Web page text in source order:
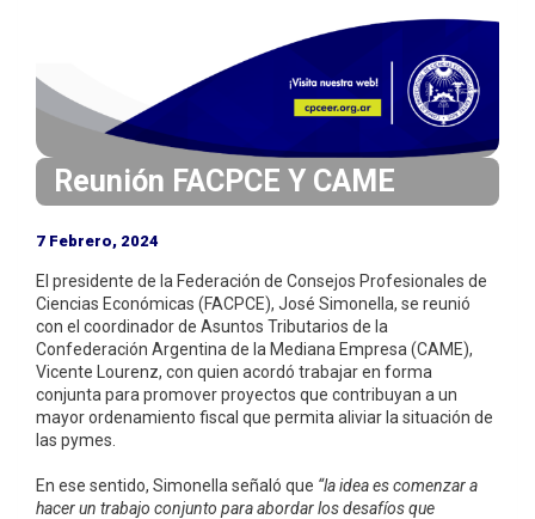
n
a
l
Reunión FACPCE Y CAME
7 Febrero, 2024
El presidente de la Federación de Consejos Profesionales de
Ciencias Económicas (FACPCE), José Simonella, se reunió
con el coordinador de Asuntos Tributarios de la
Confederación Argentina de la Mediana Empresa (CAME),
Vicente Lourenz, con quien acordó trabajar en forma
conjunta para promover proyectos que contribuyan a un
mayor ordenamiento fiscal que permita aliviar la situación de
las pymes.
En ese sentido, Simonella señaló que “la idea es comenzar a
hacer un trabajo conjunto para abordar los desafíos que